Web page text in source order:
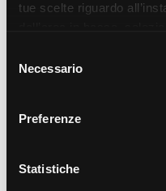
tue scelte riguardo
prosegui” o decidere di
sul pulsante “Accetta
unicamente i cookie
funzionamento, puoi
delNecessario
Preferenze
Statistiche
404